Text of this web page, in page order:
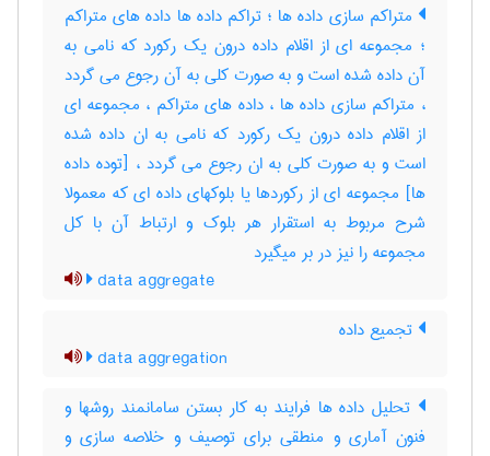
متراکم سازی داده ها ؛ تراکم داده ها داده های متراکم
؛ مجموعه ای از اقلام داده درون یک رکورد که نامی به
آن داده شده است و به صورت کلی به آن رجوع می گردد
، متراکم سازی داده ها ، داده های متراکم ، مجموعه ای
از اقلام داده درون یک رکورد که نامی به ان داده شده
است و به صورت کلی به ان رجوع می گردد ، [توده داده
ها] مجموعه ای از رکوردها یا بلوکهای داده ای که معمولا
شرح مربوط به استقرار هر بلوک و ارتباط آن با کل
مجموعه را نیز در بر میگیرد
data aggregate
تجمیع داده
data aggregation
تحلیل داده ها فرایند به کار بستن سامانمند روشها و
فنون آماری و منطقی برای توصیف و خلاصه سازی و